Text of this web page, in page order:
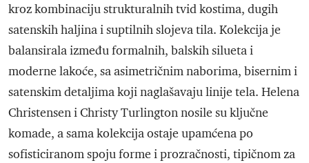
kroz kombinaciju strukturalnih tvid kostima, dugih
satenskih haljina i suptilnih slojeva tila. Kolekcija je
balansirala između formalnih, balskih silueta i
moderne lakoće, sa asimetričnim naborima, bisernim i
satenskim detaljima koji naglašavaju linije tela. Helena
Christensen i Christy Turlington nosile su ključne
komade, a sama kolekcija ostaje upamćena po
sofisticiranom spoju forme i prozračnosti, tipičnom za